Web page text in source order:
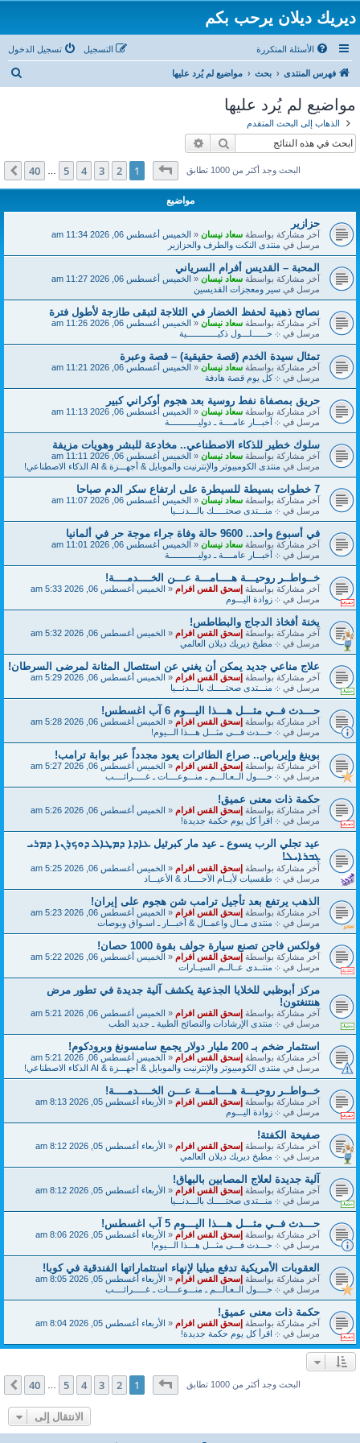
ديريك ديلان يرحب بكم
الأسئلة المتكررة تسجيل الدخول التسجيل
فهرس المنتدى بحث مواضيع لم يُرد عليها
ب
مواضيع لم يُرد عليها
الذهاب إلى البحث المتقدم
بحث
البحث وجد أكثر من 1000 تطابق صفحة1من40
1
2
3
4
5
40 التالي
مواضيع
حزازير
آخر مشاركة بواسطةسعاد نيسان«الخميس أغسطس 06, 2026 11:34 am
مرسل فيمنتدى النكت والطرف والحزازير
المحبة – القديس أفرام السرياني
آخر مشاركة بواسطةسعاد نيسان«الخميس أغسطس 06, 2026 11:27 am
مرسل فيسير ومعجزات القديسين
نصائح ذهبية لحفظ الخضار في الثلاجة لتبقى طازجة لأطول فترة
آخر مشاركة بواسطةسعاد نيسان«الخميس أغسطس 06, 2026 11:26 am
مرسل في܀ حــــــلـــول ذكيـــــــــــــية
تمثال سيدة الخدم (قصة حقيقية) – قصة وعبرة
آخر مشاركة بواسطةسعاد نيسان«الخميس أغسطس 06, 2026 11:21 am
مرسل في܀ كل يوم قصة هادفة
حريق بمصفاة نفط روسية بعد هجوم أوكراني كبير
آخر مشاركة بواسطةسعاد نيسان«الخميس أغسطس 06, 2026 11:13 am
مرسل في܀ أخبـــار عامــــة ـ دوليــــــــــــة
سلوك خطير للذكاء الاصطناعي.. مخادعة للبشر وهويات مزيفة
آخر مشاركة بواسطةسعاد نيسان«الخميس أغسطس 06, 2026 11:11 am
مرسل فيمنتدى الكومبيوتر والإنترنيت والموبايل & أجهـــزة & AI الذكاء الاصطناعي!
7 خطوات بسيطة للسيطرة على ارتفاع سكر الدم صباحا
آخر مشاركة بواسطةسعاد نيسان«الخميس أغسطس 06, 2026 11:07 am
مرسل في܀ منـــتدى صحتـــــك بالـــدنـــيا
في أسبوع واحد.. 9600 حالة وفاة جراء موجة حر في ألمانيا
آخر مشاركة بواسطةسعاد نيسان«الخميس أغسطس 06, 2026 11:01 am
مرسل في܀ أخبـــار عامــــة ـ دوليــــــــــــة
خــواطــر روحيـــة هــــامـــة عـــن الخــــدمــــة!
آخر مشاركة بواسطةإسحق القس افرام«الخميس أغسطس 06, 2026 5:33 am
مرسل في܀ زوادة اليـــوم
يخنة أفخاذ الدجاج والبطاطس!
آخر مشاركة بواسطةإسحق القس افرام«الخميس أغسطس 06, 2026 5:32 am
مرسل في܀ مطبخ ديريك ديلان العالمي
علاج مناعي جديد يمكن أن يغني عن استئصال المثانة لمرضى السرطان!
آخر مشاركة بواسطةإسحق القس افرام«الخميس أغسطس 06, 2026 5:29 am
مرسل في܀ منـــتدى صحتـــــك بالـــدنـــيا
حـــدث فــي مثـــل هـــذا اليـــوم 6 آب اغسطس!
آخر مشاركة بواسطةإسحق القس افرام«الخميس أغسطس 06, 2026 5:28 am
مرسل في܀ حـــدث فـــى مثـــل هـــذا الـــيوم!
بوينغ وإيرباص.. صراع الطائرات يعود مجدداً عبر بوابة ترامب!
آخر مشاركة بواسطةإسحق القس افرام«الخميس أغسطس 06, 2026 5:27 am
مرسل في܀ حــــول الــعـالـــم ـ منـــوعــــات ـ غـــــرائــــب
حكمة ذات معنى عميق!
آخر مشاركة بواسطةإسحق القس افرام«الخميس أغسطس 06, 2026 5:26 am
مرسل في܀ اقرأ كل يوم حكمة جديدة!
عيد تجلي الرب يسوع ـ عيد مار كبرئيل ܥܐܕܐ ܕܡܛܐܠ ܕܘܟ̣ܪܢܐ ܕܡܪܝ
ܓܒܪܐܝܠ!
آخر مشاركة بواسطةإسحق القس افرام«الخميس أغسطس 06, 2026 5:25 am
مرسل في܀ طقسيات لأيــام الآحـــــاد & الأعيـــاد
الذهب يرتفع بعد تأجيل ترامب شن هجوم على إيران!
آخر مشاركة بواسطةإسحق القس افرام«الخميس أغسطس 06, 2026 5:23 am
مرسل في܀ منتدى مــال واعمــال & أخبـــار ـ اسـواق وبوصات
فولكس فاجن تصنع سيارة جولف بقوة 1000 حصان!
آخر مشاركة بواسطةإسحق القس افرام«الخميس أغسطس 06, 2026 5:22 am
مرسل في܀ منتــدى عــالــم السيــارات
مركز أبوظبي للخلايا الجذعية يكشف آلية جديدة في تطور مرض
هنتنغتون!
آخر مشاركة بواسطةإسحق القس افرام«الخميس أغسطس 06, 2026 5:21 am
مرسل في܀ منتدى الإرشادات والنصائح الطبية ـ جديد الطب
استثمار ضخم بـ 200 مليار دولار يجمع سامسونغ وبرودكوم!
آخر مشاركة بواسطةإسحق القس افرام«الخميس أغسطس 06, 2026 5:21 am
مرسل فيمنتدى الكومبيوتر والإنترنيت والموبايل & أجهـــزة & AI الذكاء الاصطناعي!
خــواطــر روحيـــة هــــامـــة عـــن الخــــدمــــة!
آخر مشاركة بواسطةإسحق القس افرام«الأربعاء أغسطس 05, 2026 8:13 am
مرسل في܀ زوادة اليـــوم
صفيحة الكفتة!
آخر مشاركة بواسطةإسحق القس افرام«الأربعاء أغسطس 05, 2026 8:12 am
مرسل في܀ مطبخ ديريك ديلان العالمي
آلية جديدة لعلاج المصابين بالبهاق!
آخر مشاركة بواسطةإسحق القس افرام«الأربعاء أغسطس 05, 2026 8:12 am
مرسل في܀ منـــتدى صحتـــــك بالـــدنـــيا
حـــدث فــي مثـــل هـــذا اليـــوم 5 آب اغسطس!
آخر مشاركة بواسطةإسحق القس افرام«الأربعاء أغسطس 05, 2026 8:06 am
مرسل في܀ حـــدث فـــى مثـــل هـــذا الـــيوم!
العقوبات الأمريكية تدفع ميليا لإنهاء استثماراتها الفندقية في كوبا!
آخر مشاركة بواسطةإسحق القس افرام«الأربعاء أغسطس 05, 2026 8:05 am
مرسل في܀ حــــول الــعـالـــم ـ منـــوعــــات ـ غـــــرائــــب
حكمة ذات معنى عميق!
آخر مشاركة بواسطةإسحق القس افرام«الأربعاء أغسطس 05, 2026 8:04 am
مرسل في܀ اقرأ كل يوم حكمة جديدة!
البحث وجد أكثر من 1000 تطابق صفحة1من40
1
2
3
4
5
40 التالي
الانتقال إلى